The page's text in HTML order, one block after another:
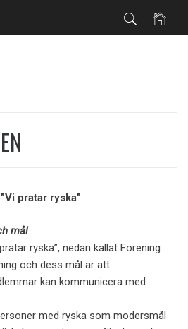
pratar ryska”
mål
ryska”, nedan kallat Förening.
och dess mål är att:
kan kommunicera med
med ryska som modersmål